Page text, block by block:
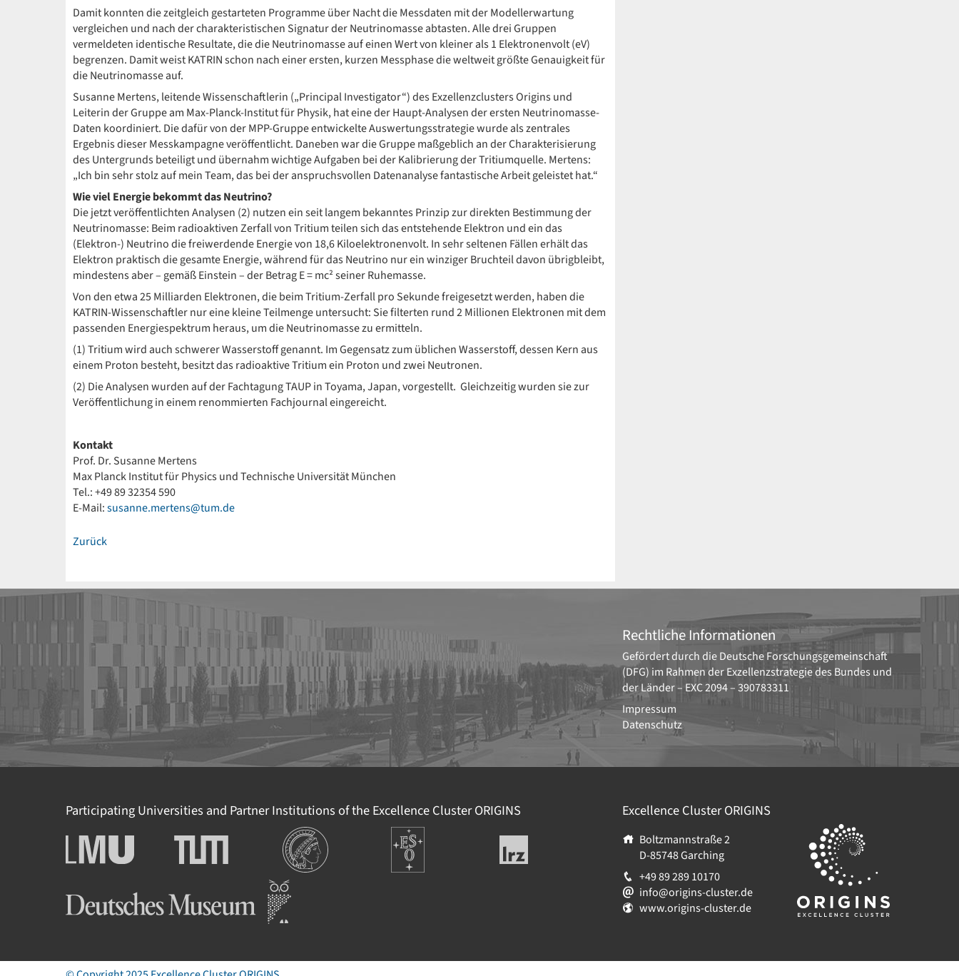
Damit konnten die zeitgleich gestarteten Programme über Nacht die Messdaten mit der Modellerwartung
vergleichen und nach der charakteristischen Signatur der Neutrinomasse abtasten. Alle drei Gruppen
vermeldeten identische Resultate, die die Neutrinomasse auf einen Wert von kleiner als 1 Elektronenvolt (eV)
begrenzen. Damit weist KATRIN schon nach einer ersten, kurzen Messphase die weltweit größte Genauigkeit für
die Neutrinomasse auf.
Susanne Mertens, leitende Wissenschaftlerin („Principal Investigator“) des Exzellenzclusters Origins und
Leiterin der Gruppe am Max-Planck-Institut für Physik, hat eine der Haupt-Analysen der ersten Neutrinomasse-
Daten koordiniert. Die dafür von der MPP-Gruppe entwickelte Auswertungsstrategie wurde als zentrales
Ergebnis dieser Messkampagne veröffentlicht. Daneben war die Gruppe maßgeblich an der Charakterisierung
des Untergrunds beteiligt und übernahm wichtige Aufgaben bei der Kalibrierung der Tritiumquelle. Mertens:
„Ich bin sehr stolz auf mein Team, das bei der anspruchsvollen Datenanalyse fantastische Arbeit geleistet hat.“
Wie viel Energie bekommt das Neutrino?
Die jetzt veröffentlichten Analysen (2) nutzen ein seit langem bekanntes Prinzip zur direkten Bestimmung der
Neutrinomasse: Beim radioaktiven Zerfall von Tritium teilen sich das entstehende Elektron und ein das
(Elektron-) Neutrino die freiwerdende Energie von 18,6 Kiloelektronenvolt. In sehr seltenen Fällen erhält das
Elektron praktisch die gesamte Energie, während für das Neutrino nur ein winziger Bruchteil davon übrigbleibt,
mindestens aber – gemäß Einstein – der Betrag E = mc² seiner Ruhemasse.
Von den etwa 25 Milliarden Elektronen, die beim Tritium-Zerfall pro Sekunde freigesetzt werden, haben die
KATRIN-Wissenschaftler nur eine kleine Teilmenge untersucht: Sie filterten rund 2 Millionen Elektronen mit dem
passenden Energiespektrum heraus, um die Neutrinomasse zu ermitteln.
(1) Tritium wird auch schwerer Wasserstoff genannt. Im Gegensatz zum üblichen Wasserstoff, dessen Kern aus
einem Proton besteht, besitzt das radioaktive Tritium ein Proton und zwei Neutronen.
(2) Die Analysen wurden auf der Fachtagung TAUP in Toyama, Japan, vorgestellt. Gleichzeitig wurden sie zur
Veröffentlichung in einem renommierten Fachjournal eingereicht.
Kontakt
Prof. Dr. Susanne Mertens
Max Planck Institut für Physics und Technische Universität München
Tel.: +49 89 32354 590
E-Mail:susanne.mertens@tum.de
Zurück
Rechtliche Informationen
Gefördert durch dieDeutsche Forschungsgemeinschaft
(DFG) im Rahmen der Exzellenzstrategie des Bundes und
der Länder – EXC 2094 – 390783311
Impressum
Datenschutz
Participating Universities and Partner Institutions of the Excellence ClusterORIGINS
Ludwig-Maximilians-
Universität München
Technische Universität
München
Institutionen
Europäische
Südsternwarte
Leibniz-
Rechenzentrum
Excellence ClusterORIGINS
Boltzmannstraße 2
D-85748Garching
+49 89 289 10170
info@origins-cluster.de
www.origins-cluster.de